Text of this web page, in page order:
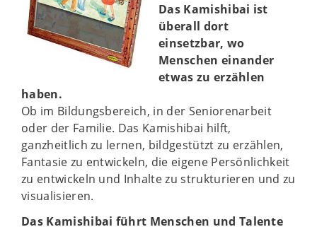
Das Kamishibai ist
überall dort
einsetzbar, wo
Menschen einander
etwas zu erzählen
haben.
Ob im Bildungsbereich, in der Seniorenarbeit
oder der Familie. Das Kamishibai hilft,
ganzheitlich zu lernen, bildgestützt zu erzählen,
Fantasie zu entwickeln, die eigene Persönlichkeit
zu entwickeln und Inhalte zu strukturieren und zu
visualisieren.
Das Kamishibai führt Menschen und Talente